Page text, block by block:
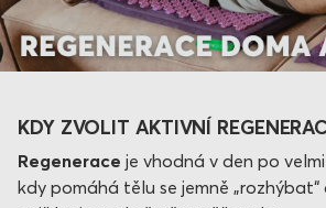
KDY ZVOLIT AKTIVNÍ
Regenerace je vhodná v den po
kdy pomáhá tělu se jemně